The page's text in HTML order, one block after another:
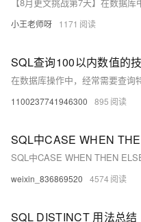
小王老师呀 1171
SQL查询100以内数值的
1100237741946300 895
SQL中CASE WHEN
SQL中CASE WHEN THEN
weixin_836869520 4574
SQL DISTINCT 用法总结